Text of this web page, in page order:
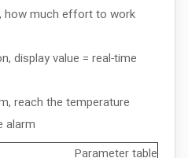
how much effort to work
display value = real-time
reach the temperature
alarm